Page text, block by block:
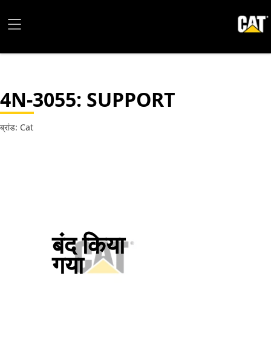
4N-3055: SUPPORT
ब्रांड: Cat
बंद किया
गया